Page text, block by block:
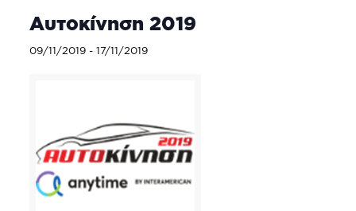
Αυτοκίνηση 2019
09/11/2019- 17/11/2019